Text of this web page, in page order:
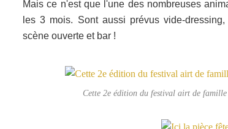
Mais ce n'est que l'une des nombreuses
les 3 mois. Sont aussi prévus vide-
scène ouverte et bar !
Cette 2e édition du festival airt de